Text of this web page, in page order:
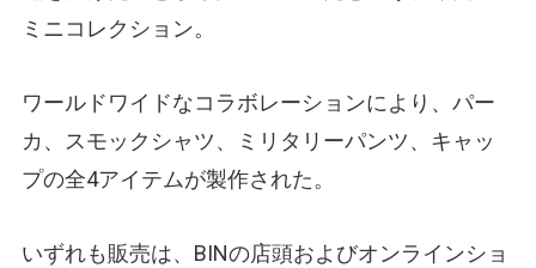
ミニコレクション。
ワールドワイドなコラボレーションにより、パー
カ、スモックシャツ、ミリタリーパンツ、キャッ
プの全4アイテムが製作された。
いずれも販売は、BINの店頭およびオンラインショ